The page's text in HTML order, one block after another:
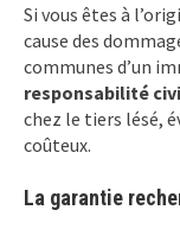
Si vous êtes à
cause des
communes d’un
responsabilité
chez le tiers lésé,
coûteux.
La garantie